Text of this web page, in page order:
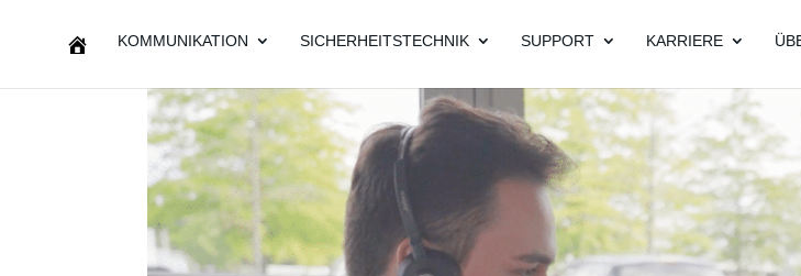
KOMMUNIKATION SICHERHEITSTECHNIK SUPPORT KARRIERE